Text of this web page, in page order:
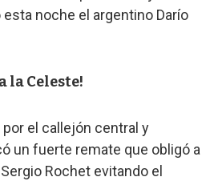
noche el argentino Darío
la Celeste!
el callejón central y
un fuerte remate que obligó a
Rochet evitando el